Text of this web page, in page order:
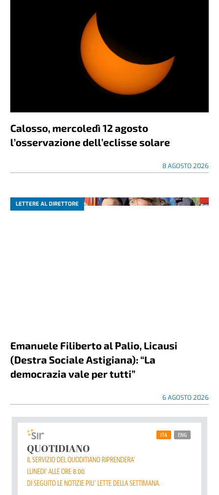
Calosso, mercoledì 12 agosto
l’osservazione dell’eclisse solare
8 AGOSTO 2026
LETTERE AL DIRETTORE
Emanuele Filiberto al Palio, Licausi
(Destra Sociale Astigiana): “La
democrazia vale per tutti”
6 AGOSTO 2026